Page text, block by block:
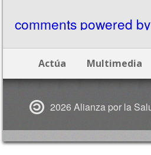
comments powered by
Actúa Multimedia
2026 Alianza por la